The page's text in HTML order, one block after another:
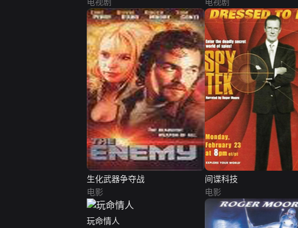
电视剧
电视剧
生化武器争夺战
电影
间谍科技
电影
玩命情人